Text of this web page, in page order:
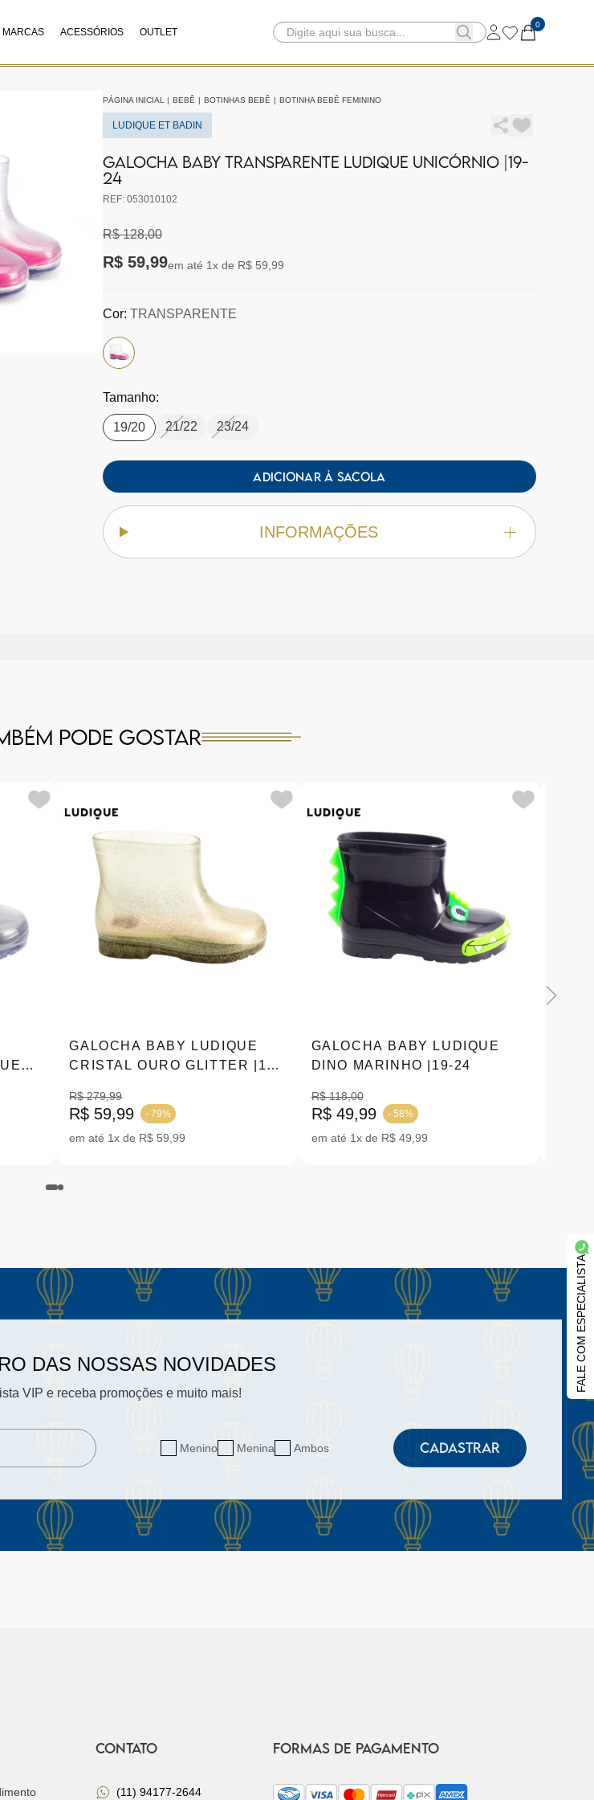
FALE COM ESPECIALISTA
MARCAS ACESSÓRIOS OUTLET
0
PÁGINA INICIAL | BEBÊ | BOTINHAS BEBÊ | BOTINHA BEBÊ FEMININO
LUDIQUE ET BADIN
GALOCHA BABY TRANSPARENTE LUDIQUE UNICÓRNIO |19-
24
REF: 053010102
R$ 128,00
R$ 59,99em até 1x de R$ 59,99
Cor: TRANSPARENTE
Tamanho:
19/20 21/22 23/24
ADICIONAR À SACOLA
INFORMAÇÕES
pode gostar
GALOCHA BABY LUDIQUE
CRISTAL OURO GLITTER |19-
R$ 279,99
R$ 59,99 - 79%
em até 1x de R$ 59,99
GALOCHA BABY LUDIQUE
DINO MARINHO |19-24
R$ 118,00
R$ 49,99 - 58%
em até 1x de R$ 49,99
DAS NOSSAS NOVIDADES
VIP e receba promoções e muito mais!
Menino Menina Ambos CADASTRAR
CONTATO
(11) 94177-2644
FORMAS DE PAGAMENTO